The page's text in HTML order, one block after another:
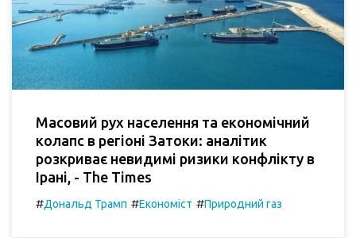
Масовий рух населення та економічний
колапс в регіоні Затоки: аналітик
розкриває невидимі ризики конфлікту в
Ірані, - The Times
#Дональд Трамп #Економіст #Природний газ